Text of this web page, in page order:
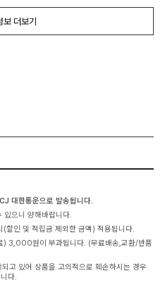
보 더보기
대한통운으로 발송됩니다.
있으니 양해바랍니다.
할인 및 적립금 제외한 금액) 적용됩니다.
) 3,000원이 부과됩니다. (무료배송,교환/반품
고 있어 상품을 고의적으로 훼손하시는 경우
다.